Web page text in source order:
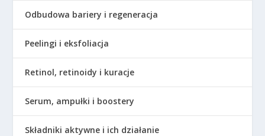
Odbudowa bariery i regeneracja
Peelingi i eksfoliacja
Retinol, retinoidy i kuracje
Serum, ampułki i boostery
Składniki aktywne i ich działanie